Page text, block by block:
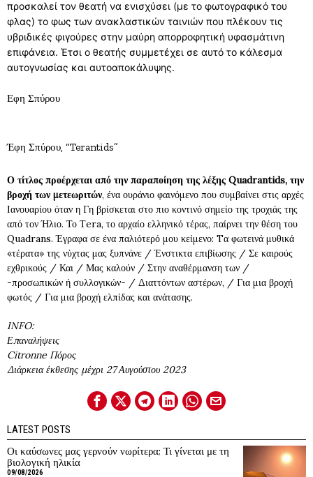
προσκαλεί τον θεατή να ενισχύσει (με το φωτογραφικό του
φλας) το φως των ανακλαστικών ταινιών που πλέκουν τις
υβριδικές φιγούρες στην μαύρη απορροφητική υφασμάτινη
επιφάνεια. Έτσι ο θεατής συμμετέχει σε αυτό το κάλεσμα
αυτογνωσίας και αυτοαποκάλυψης.
Εφη Σπύρου
Έφη Σπύρου, “Terantids”
Ο τίτλος προέρχεται από την παραποίηση της λέξης Quadrantids, την
βροχή των μετεωριτών, ένα ουράνιο φαινόμενο που συμβαίνει στις αρχές
Ιανουαρίου όταν η Γη βρίσκεται στο πιο κοντινό σημείο της τροχιάς της
από τον Ήλιο. Το Τera, το αρχαίο ελληνικό τέρας, παίρνει την θέση του
Quadrans. Έγραφα σε ένα παλιότερό μου κείμενο: Tα φωτεινά μυθικά
«τέρατα» της νύχτας μας ξυπνάνε / Ένστικτα επιβίωσης / Σε καιρούς
εχθρικούς / Και / Μας καλούν / Στην αναθέρμανση των /
-προσωπικών ή συλλογικών- / Διαττόντων αστέρων, / Για μια βροχή
φωτός / Για μια βροχή ελπίδας και ανάτασης.
INFO:
Επαναλήψεις
Citronne Πόρος
Διάρκεια έκθεσης μέχρι 27 Αυγούστου 2023
LATEST POSTS
Οι καύσωνες μας γερνούν νωρίτερα; Τι γίνεται με τη
βιολογική ηλικία
09/08/2026